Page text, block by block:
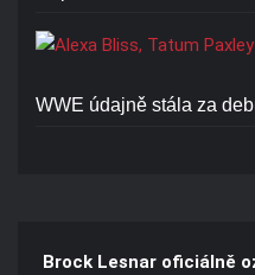
WWE údajně stála za
Brock Lesnar oficiálně